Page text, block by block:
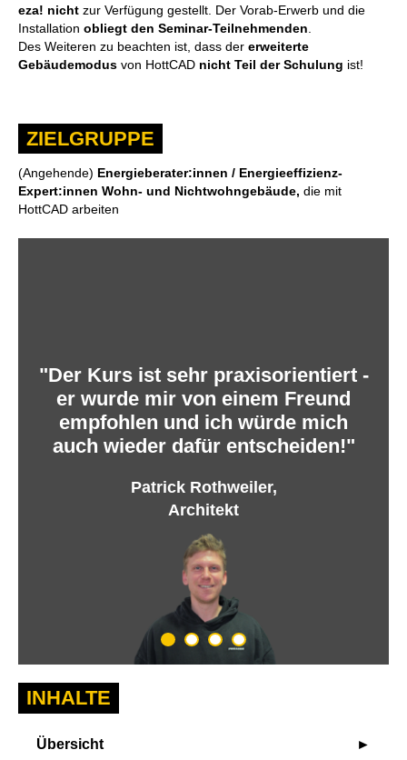
eza! nicht zur Verfügung gestellt. Der Vorab-Erwerb und die
Installation obliegt den Seminar-Teilnehmenden
Des Weiteren zu beachten ist, dass der erweiterte
Gebäudemodus von HottCAD nicht Teil der Schulung ist!
ZIELGRUPPE
(Angehende) Energieberater:innen / Energieeffizienz-
Expert:innen Wohn- und Nichtwohngebäude, die mit
HottCAD arbeiten
"Der Kurs ist sehr praxisorientiert -
er wurde mir von einem Freund
empfohlen und ich würde mich
auch wieder dafür entscheiden!"
Patrick Rothweiler,
Architekt
INHALTE
Übersicht